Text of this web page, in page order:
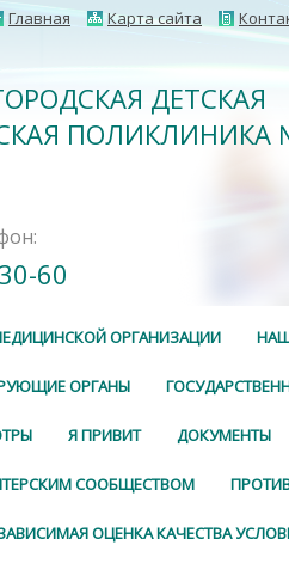
Главная Карта сайта
ДЕТСКАЯ
ПОЛИКЛИНИКА
60
ОРГАНИЗАЦИИ
ОРГАНЫ
Я ПРИВИТ ДОКУМЕНТЫ
СООБЩЕСТВОМ
ОЦЕНКА КАЧЕСТВА